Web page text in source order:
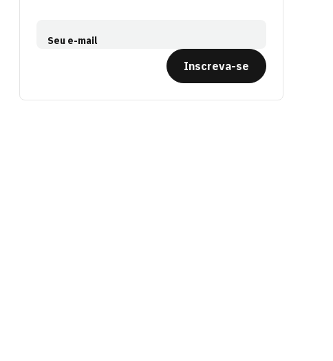
Seu e-mail
Inscreva-se